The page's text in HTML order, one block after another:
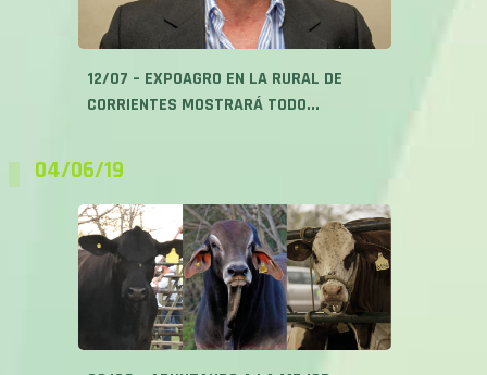
12/07 – EXPOAGRO EN LA RURAL DE
CORRIENTES MOSTRARÁ TODO...
04/06/19